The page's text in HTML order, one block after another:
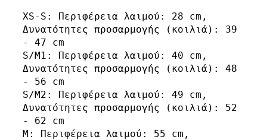
XS-S: Περιφέρεια λαιμού: 28 cm,
Δυνατότητες προσαρμογής (κοιλιά): 39
- 47 cm
S/M1: Περιφέρεια λαιμού: 40 cm,
Δυνατότητες προσαρμογής (κοιλιά): 48
- 56 cm
S/M2: Περιφέρεια λαιμού: 49 cm,
Δυνατότητες προσαρμογής (κοιλιά): 52
- 62 cm
M: Περιφέρεια λαιμού: 55 cm,